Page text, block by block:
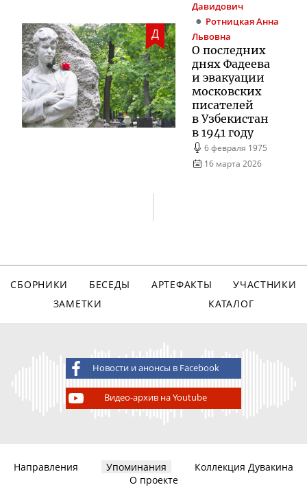
Д
Давидович
Ротницкая Анна
Львовна
О последних
днях Фадеева
и эвакуации
московских
писателей
в Узбекистан
в 1941 году
6 февраля 1975
16 марта 2026
СБОРНИКИ БЕСЕДЫ АРТЕФАКТЫ
УЧАСТНИКИ
ЗАМЕТКИ
КАТАЛОГ
Новости и анонсы в Facebook
Видео-архив на Youtube
Направления Упоминания
Коллекция Дувакина
О проекте